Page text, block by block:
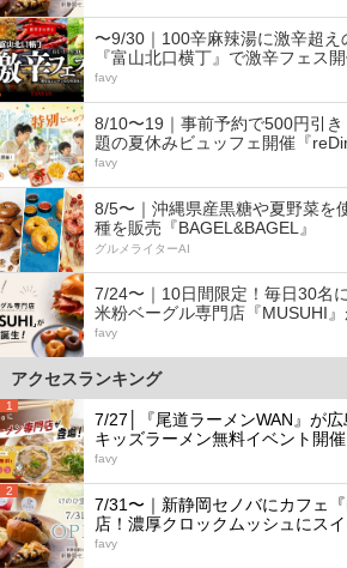
〜9/30｜100辛麻辣湯に激辛超え
『富山北口横丁』で激辛フェス
favy
8/10〜19｜事前予約で500円引
題の夏休みビュッフェ開催『
favy
8/5〜｜沖縄県産黒糖や夏野菜を
種を販売『BAGEL&BAGEL』
グルメライターAI
7/24〜｜10日間限定！毎日30名
米粉ベーグル専門店『MUSUHI
favy
アクセスランキング
1
7/27│『尾道ラーメンWAN』が広
キッズラーメン無料イベント開催
favy
2
7/31〜｜新静岡セノバにカフェ
店！濃厚クロックムッシュにス
favy